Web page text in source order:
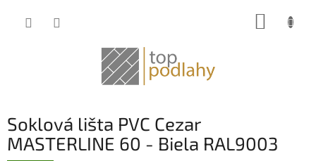
Soklová lišta PVC Cezar
MASTERLINE 60 - Biela RAL9003